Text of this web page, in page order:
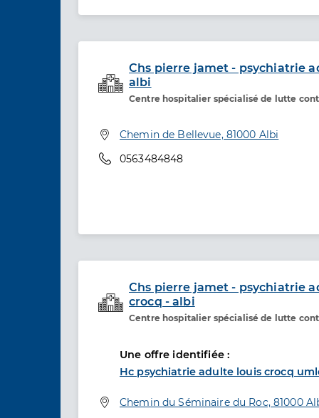
Chs pierre jamet - psychiatrie
albi
Centre hospitalier spécialisé de lutte
Etablissement de soins
Adresse
Chemin de Bellevue, 81000 Albi
Téléphone
0563484848
Chs pierre jamet - psychiatrie
crocq - albi
Centre hospitalier spécialisé de lutte
Etablissement de soins
Une offre identifiée :
Hc psychiatrie adulte louis crocq
Adresse
Chemin du Séminaire du Roc, 81000